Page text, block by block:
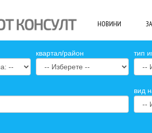
НОВИНИ
квартал/район тип
вид